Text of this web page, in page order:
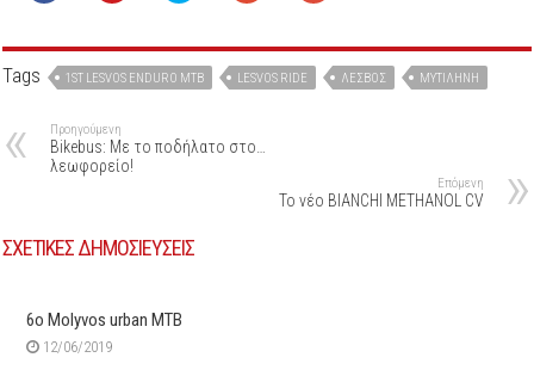
Tags 1ST LESVOS ENDURO MTB LESVOS RIDE ΛΈΣΒΟΣ ΜΥΤΙΛΉΝΗ
Προηγούμενη
Bikebus: Με το ποδήλατο στο…
λεωφορείο!
Επόμενη
Το νέο BIANCHI METHANOL CV
ΣΧΕΤΙΚΕΣ ΔΗΜΟΣΙΕΥΣΕΙΣ
6ο Μolyvos urban MTB
12/06/2019